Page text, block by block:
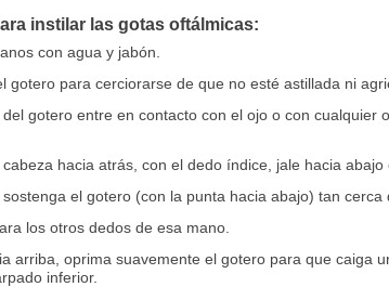
instilar las gotas oftálmicas:
con agua y jabón.
gotero para cerciorarse de que no esté astillada ni
gotero entre en contacto con el ojo o con
hacia atrás, con el dedo índice, jale hacia
el gotero (con la punta hacia abajo) tan cerca
los otros dedos de esa mano.
arriba, oprima suavemente el gotero para que caiga
inferior.